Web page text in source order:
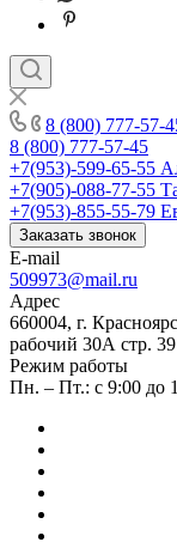
8 (800) 777-57-
8 (800) 777-57-45
+7(953)-599-65-55
+7(905)-088-77-55
+7(953)-855-55-79
Заказать звонок
E-mail
509973@mail.ru
Адрес
660004, г.
рабочий 30А стр. 39
Режим работы
Пн. – Пт.: с 9:00 до